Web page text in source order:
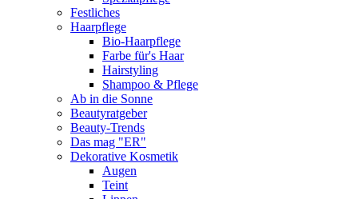
Festliches
Haarpflege
Bio-Haarpflege
Farbe für's Haar
Hairstyling
Shampoo & Pflege
Ab in die Sonne
Beautyratgeber
Beauty-Trends
Das mag "ER"
Dekorative Kosmetik
Augen
Teint